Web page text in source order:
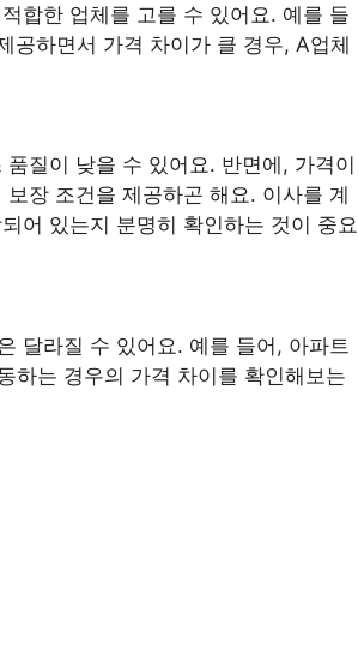
합한 업체를 고를 수 있어요. 예를 들
공하면서 가격 차이가 클 경우, A업체
질이 낮을 수 있어요. 반면에, 가격이
장 조건을 제공하곤 해요. 이사를 계
어 있는지 분명히 확인하는 것이 중요
달라질 수 있어요. 예를 들어, 아파트
하는 경우의 가격 차이를 확인해보는